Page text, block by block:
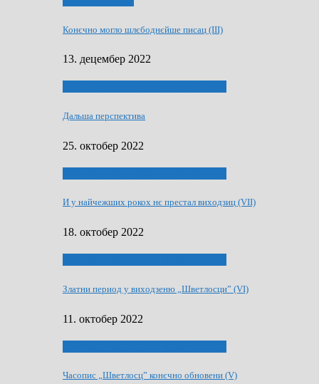
Конєчно могло шлєбоднєйше писац (III)
13. децембер 2022
Дальша перспектива
25. октобер 2022
И у найчежших рокох нє престал виходзиц (VII)
18. октобер 2022
Златни период у виходзеню „Шветлосци” (VI)
11. октобер 2022
Часопис „Шветлосц” конєчно обновени (V)